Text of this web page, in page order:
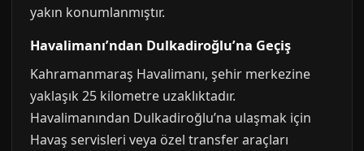
yakın konumlanmıştır.
Havalimanı’ndan Dulkadiroğlu’na Geçiş
Kahramanmaraş Havalimanı, şehir merkezine
yaklaşık 25 kilometre uzaklıktadır.
Havalimanından Dulkadiroğlu’na ulaşmak için
Havaş servisleri veya özel transfer araçları